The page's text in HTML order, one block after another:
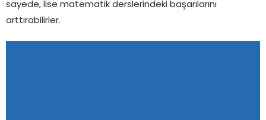
sayede, lise matematik derslerindeki başarılarını
arttırabilirler.